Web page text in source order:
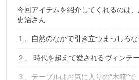
今回アイテムを紹介してくれるのは
史治さん
１、自然のなかで引き立つまっしろな
スノートレッカー「Basecamp 10×13」
２、 時代を超えて愛されるヴィンテ
３、テーブルはお気に入りの“木箱”で